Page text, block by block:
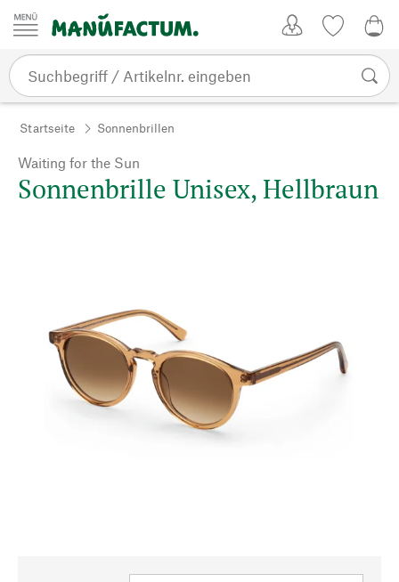
Zum Inhalt springen
Startseite Sonnenbrillen
Waiting for the Sun
Sonnenbrille Unisex, Hellbraun